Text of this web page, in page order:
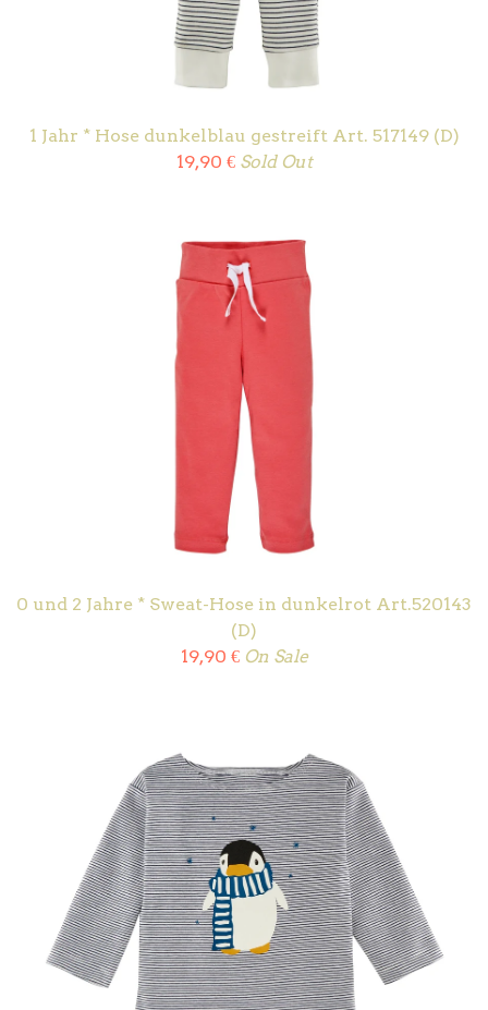
1 Jahr * Hose dunkelblau gestreift Art. 517149 (D)
19,90 € Sold Out
0 und 2 Jahre * Sweat-Hose in dunkelrot Art.520143
(D)
19,90 € On Sale